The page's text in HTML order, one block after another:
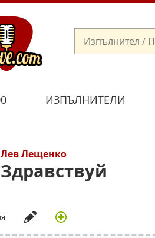
ИЗПЪЛНИТЕЛИ
Лев Лещенко
Здравствуй